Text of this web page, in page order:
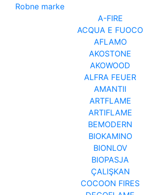
Robne marke
A-FIRE
ACQUA E FUOCO
AFLAMO
AKOSTONE
AKOWOOD
ALFRA FEUER
AMANTII
ARTFLAME
ARTIFLAME
BEMODERN
BIOKAMINO
BIONLOV
BIOPASJA
ÇALIŞKAN
COCOON FIRES